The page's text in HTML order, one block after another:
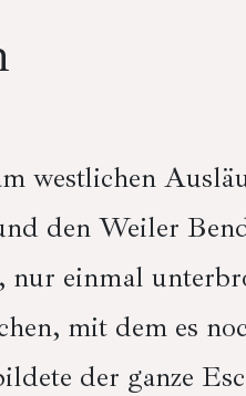
westlichen
den Weiler
einmal
mit dem es
der ganze